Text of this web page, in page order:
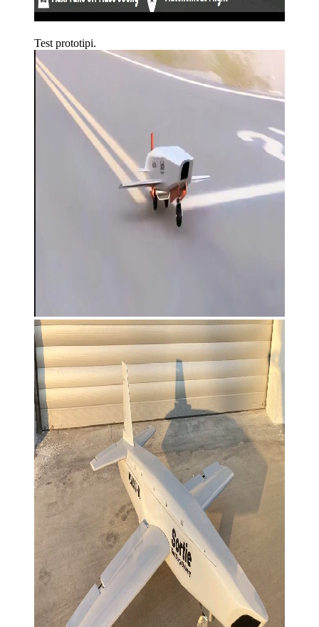
Test prototipi.